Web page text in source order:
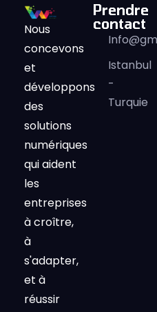
Nous
concevons
et
développons
des
solutions
numériques
qui aident
les
entreprises
à croître,
à
s'adapter,
et à
réussir
Prendre
contact
Istanbul
-
Turquie